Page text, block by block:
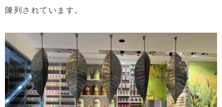
陳列されています。